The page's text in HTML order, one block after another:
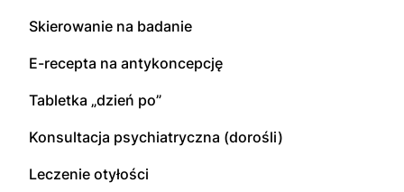
Skierowanie na badanie
E-recepta na antykoncepcję
Tabletka „dzień po”
Konsultacja psychiatryczna (dorośli)
Leczenie otyłości